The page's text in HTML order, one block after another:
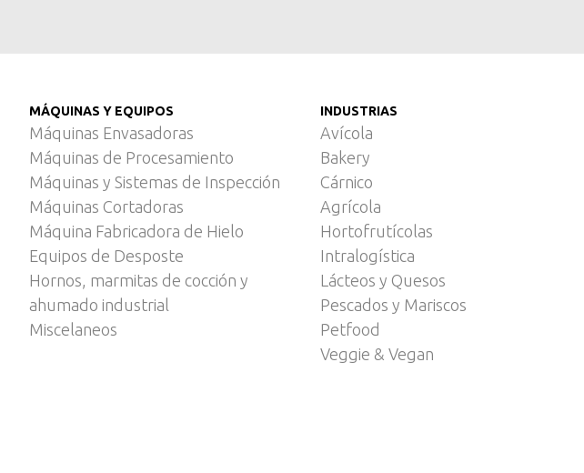
MÁQUINAS Y EQUIPOS
Máquinas Envasadoras
Máquinas de Procesamiento
Máquinas y Sistemas de Inspección
Máquinas Cortadoras
Máquina Fabricadora de Hielo
Equipos de Desposte
Hornos, marmitas de cocción y
ahumado industrial
Miscelaneos
INDUSTRIAS
Avícola
Bakery
Cárnico
Agrícola
Hortofrutícolas
Intralogística
Lácteos y Quesos
Pescados y Mariscos
Petfood
Veggie & Vegan